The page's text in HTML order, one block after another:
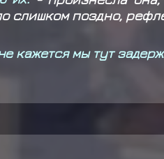
слишком поздно,
кажется мы тут